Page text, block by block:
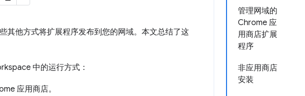
管理网域的
Chrome 应
用商店扩展
程序
非应用商店
安装
他方式将扩展程序发布到您的网域。本文总结了这
中的运行方式：
应用商店。